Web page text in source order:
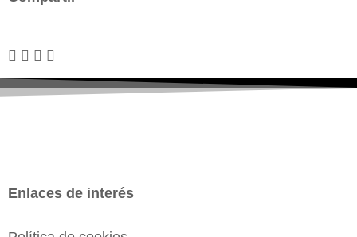
Enlaces de interés